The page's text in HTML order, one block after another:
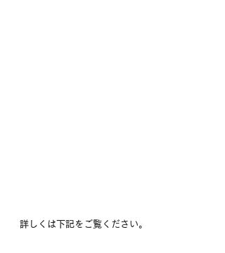
詳しくは下記をご覧ください。